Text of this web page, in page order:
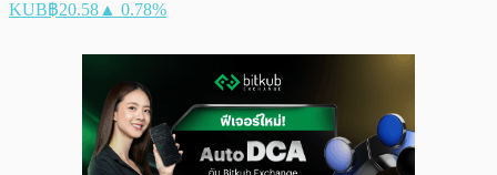
KUB฿20.58 ▲ 0.78%